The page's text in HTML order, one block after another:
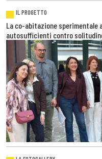
IL PROGETTO
La co-abitazione sperimentale
autosufficienti contro